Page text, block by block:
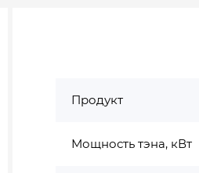
Продукт
Мощность тэна, кВт